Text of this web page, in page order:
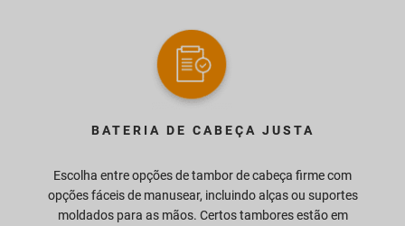
BATERIA DE CABEÇA JUSTA
Escolha entre opções de tambor de cabeça firme com
opções fáceis de manusear, incluindo alças ou suportes
moldados para as mãos. Certos tambores estão em